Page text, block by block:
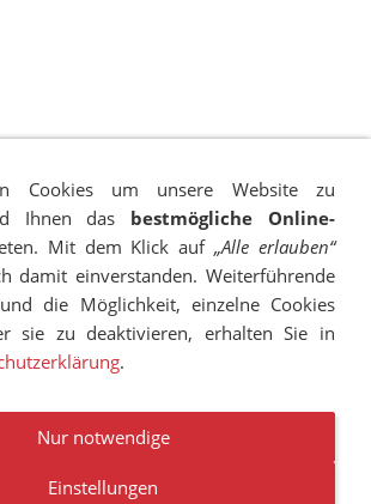
BESCHWERDEMANAGEMENT
NEWSLETTER STELLENANGEBOTE
Cookies um unsere Website zu
Ihnen das bestmögliche Online-
Mit dem Klick auf„Alle erlauben“
damit einverstanden. Weiterführende
die Möglichkeit, einzelne Cookies
sie zu deaktivieren, erhalten Sie in
.
Nur notwendige
Einstellungen